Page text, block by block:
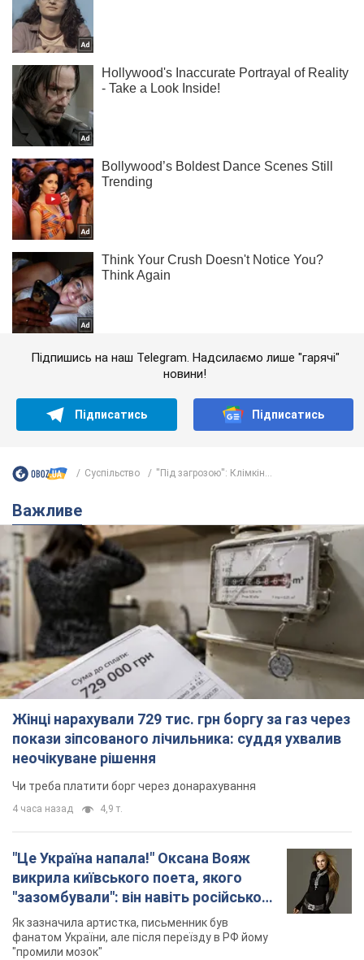
Підпишись на наш Telegram. Надсилаємо лише "гарячі"
новини!
Підписатись Підписатись
Суспільство ''Під загрозою'': Клімкін...
Важливе
Жінці нарахували 729 тис. грн боргу за газ через
покази зіпсованого лічильника: суддя ухвалив
неочікуване рішення
Чи треба платити борг через донарахування
4 часа назад 4,9 т.
"Це Україна напала!" Оксана Вояж
викрила київського поета, якого
"зазомбували": він навіть російської
не знав, а тепер хоче геноциду
українців
Як зазначила артистка, письменник був
фанатом України, але після переїзду в РФ йому
"промили мозок"